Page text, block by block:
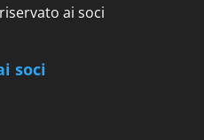
ai soci
soci